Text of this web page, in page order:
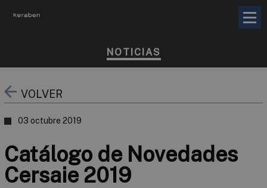
NOTICIAS
VOLVER
03 octubre 2019
Catálogo de Novedades
Cersaie 2019